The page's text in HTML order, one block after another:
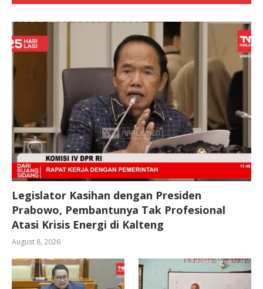
Legislator Kasihan dengan Presiden
Prabowo, Pembantunya Tak Profesional
Atasi Krisis Energi di Kalteng
August 8, 2026